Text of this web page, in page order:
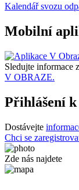
Kalendář svozu
Mobilní
Sledujte informace
V OBRAZE.
Přihlášení
Dostávejte
Chci se
Zde nás najdete